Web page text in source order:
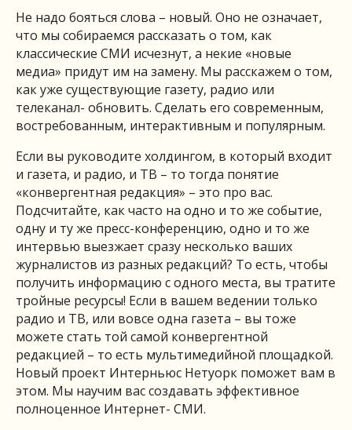
Не надо бояться слова – новый. Оно не означает,
что мы собираемся рассказать о том, как
классические СМИ исчезнут, а некие «новые
медиа» придут им на замену. Мы расскажем о том,
как уже существующие газету, радио или
телеканал- обновить. Сделать его современным,
востребованным, интерактивным и популярным.
Если вы руководите холдингом, в который входит
и газета, и радио, и ТВ – то тогда понятие
«конвергентная редакция» – это про вас.
Подсчитайте, как часто на одно и то же событие,
одну и ту же пресс-конференцию, одно и то же
интервью выезжает сразу несколько ваших
журналистов из разных редакций? То есть, чтобы
получить информацию с одного места, вы тратите
тройные ресурсы! Если в вашем ведении только
радио и ТВ, или вовсе одна газета – вы тоже
можете стать той самой конвергентной
редакцией – то есть мультимедийной площадкой.
Новый проект Интерньюс Нетуорк поможет вам в
этом. Мы научим вас создавать эффективное
полноценное Интернет- СМИ.